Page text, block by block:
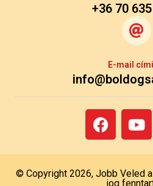
+36 70
E-mail
© Copyright 2026, Jobb Veled
jog